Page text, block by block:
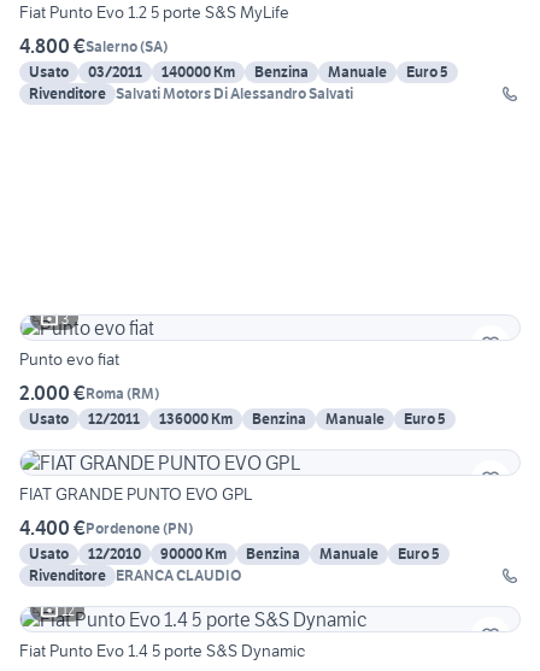
Fiat Punto Evo 1.2 5 porte S&S MyLife
4.800 €Salerno(SA)
Usato
03/2011 140000 Km Benzina Manuale
Euro 5
Rivenditore Salvati Motors Di Alessandro Salvati
3
Punto evo fiat
2.000 €Roma (RM)
Usato
12/2011 136000 Km Benzina Manuale Euro 5
FIAT GRANDE PUNTO EVO GPL
4.400 €Pordenone(PN)
Usato
12/2010 90000 Km Benzina Manuale
Euro 5
Rivenditore ERANCA CLAUDIO
12
Fiat Punto Evo 1.4 5 porte S&S Dynamic